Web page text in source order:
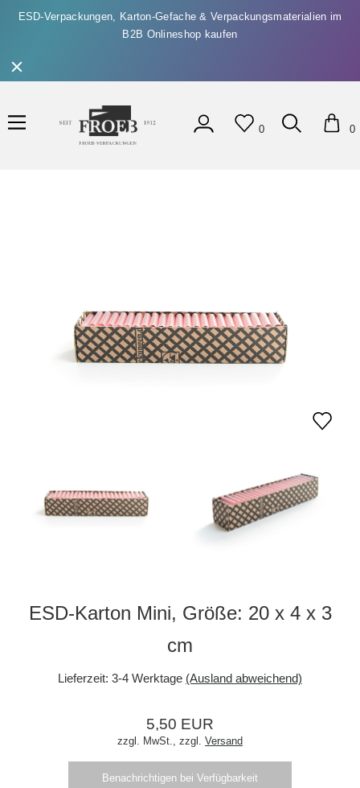
ESD-Verpackungen, Karton-Gefache & Verpackungsmaterialien im
B2B Onlineshop kaufen
0 0
ESD-Karton Mini, Größe: 20 x 4 x 3
cm
Lieferzeit: 3-4 Werktage (Ausland abweichend)
5,50 EUR
zzgl. MwSt., zzgl. Versand
Benachrichtigen bei Verfügbarkeit